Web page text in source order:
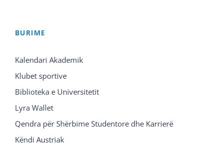
BURIME
Kalendari Akademik
Klubet sportive
Biblioteka e Universitetit
Lyra Wallet
Qendra për Shërbime Studentore dhe Karrierë
Këndi Austriak